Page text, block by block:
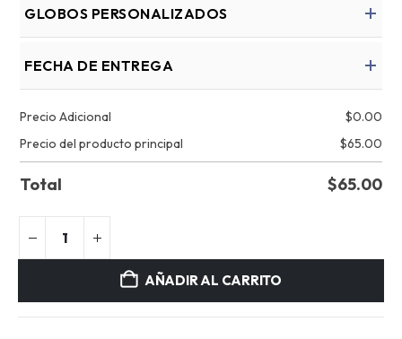
GLOBOS PERSONALIZADOS
FECHA DE ENTREGA
Precio Adicional $0.00
Precio del producto principal
$65.00
Total $65.00
AÑADIR AL CARRITO